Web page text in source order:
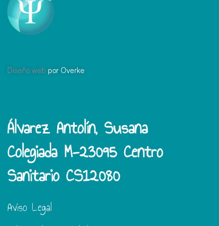
Diseño web por Overke
Álvarez Antolín, Susana
Colegiada M-23095 Centro
Sanitario CS12080
Aviso Legal